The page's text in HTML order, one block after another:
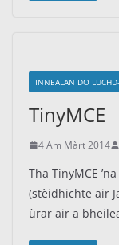
INNEALAN DO
TinyMCE
4 Am Màrt 2014
Tha TinyMCE
(stèidhichte air
ùrar air a